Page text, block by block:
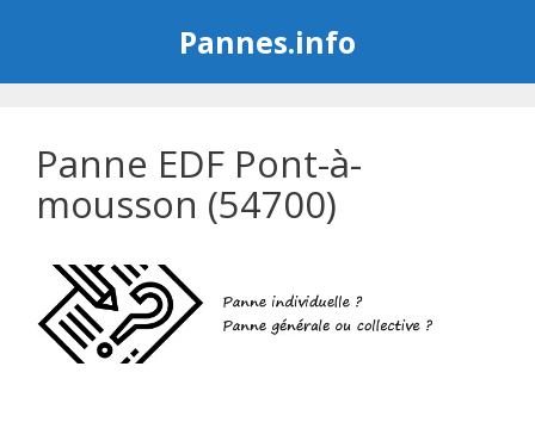
Pannes.info
Panne EDF Pont-à-
mousson (54700)